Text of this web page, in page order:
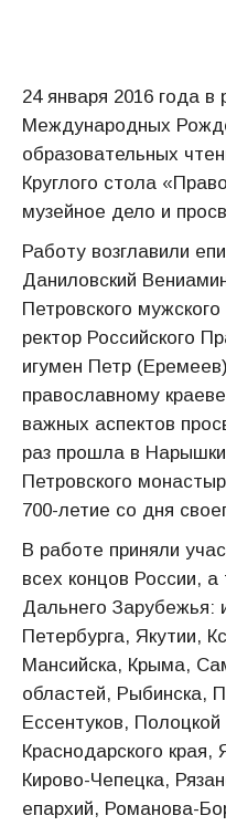
24 января 2016 года в
Международных
образовательных
Круглого стола
музейное дело и
Работу возглавили
Даниловский
Петровского
ректор Российского
игумен Петр
православному
важных аспектов
раз прошла в
Петровского
700-летие со дня
В работе приняли
всех концов России,
Дальнего Зарубежья:
Петербурга, Якутии,
Мансийска, Крыма,
областей, Рыбинска,
Ессентуков,
Краснодарского
Кирово-Чепецка,
епархий, Романова-